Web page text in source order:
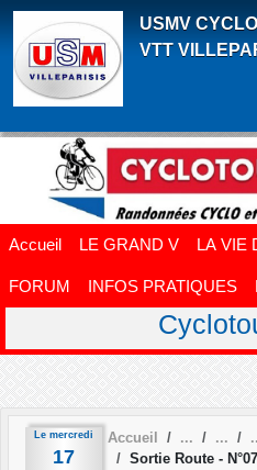
USMV
VTT
Accueil LE GRAND V LA VIE
FORUM INFOS PRATIQUES
Le mercredi
17
Accueil
Sortie Route -
Panneau de gestion des cookies